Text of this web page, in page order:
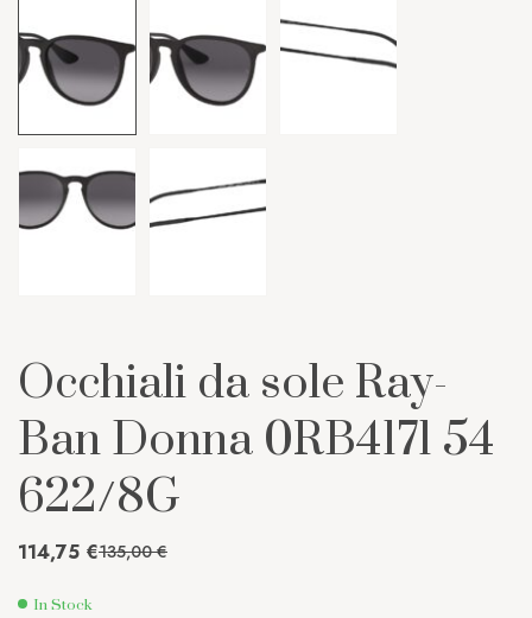
Occhiali da sole Ray-
Ban Donna 0RB4171 54
622/8G
135,00€
114,75 €
In Stock